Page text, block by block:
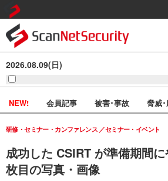
2026.08.09(日)
NEW! 会員記事 被害･事故 脅威･
成功した CSIRT が準備期間
枚目の写真・画像
研修・セミナー・カンファレンス セミナー・イベント